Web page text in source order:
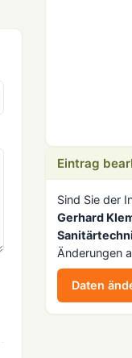
Eintrag
Sind Sie der
Gerhard
Änderungen
Daten